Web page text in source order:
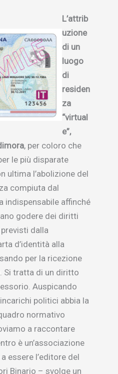
L’attrib
uzione
di un
luogo
di
residen
za
“virtual
e”,
, per coloro che
le più disparate
ultima l’abolizione del
compiuta dal
indispensabile affinché
godere dei diritti
dalla
d’identità alla
per la ricezione
Si tratta di un diritto
Auspicando
politici abbia la
normativo
a raccontare
è un’associazione
essere l’editore del
Binario – svolge un